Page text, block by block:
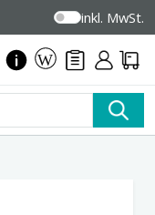
inkl. MwSt.